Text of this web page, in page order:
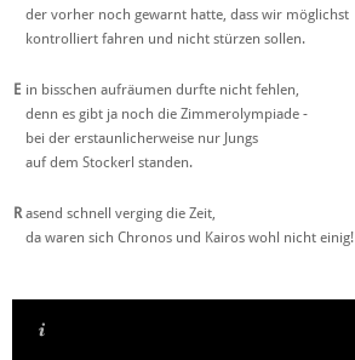
der vorher noch gewarnt hatte, dass wir möglichst
kontrolliert fahren und nicht stürzen sollen.
E in bisschen aufräumen durfte nicht fehlen,
denn es gibt ja noch die Zimmerolympiade -
bei der erstaunlicherweise nur Jungs
auf dem Stockerl standen.
R asend schnell verging die Zeit,
da waren sich Chronos und Kairos wohl nicht einig!